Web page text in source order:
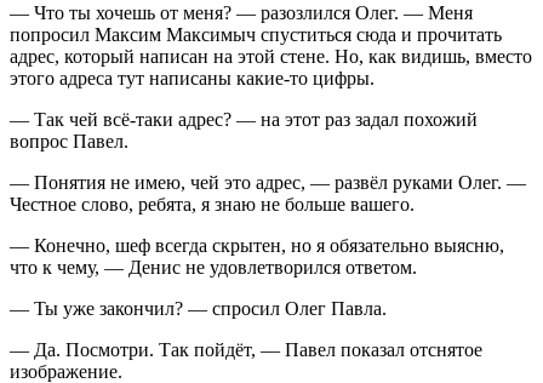
— Что ты хочешь от меня? — разозлился Олег. — Меня
попросил Максим Максимыч спуститься сюда и прочитать
адрес, который написан на этой стене. Но, как видишь, вместо
этого адреса тут написаны какие-то цифры.
— Так чей всё-таки адрес? — на этот раз задал похожий
вопрос Павел.
— Понятия не имею, чей это адрес, — развёл руками Олег. —
Честное слово, ребята, я знаю не больше вашего.
— Конечно, шеф всегда скрытен, но я обязательно выясню,
что к чему, — Денис не удовлетворился ответом.
— Ты уже закончил? — спросил Олег Павла.
— Да. Посмотри. Так пойдёт, — Павел показал отснятое
изображение.